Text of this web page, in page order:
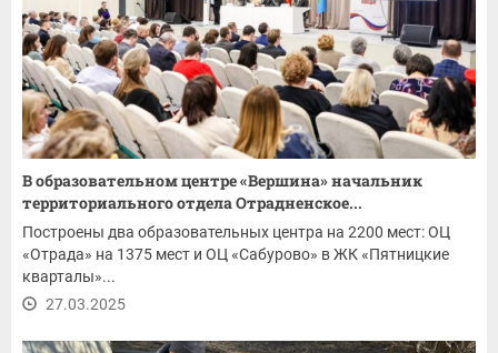
В образовательном центре «Вершина» начальник
территориального отдела Отрадненское...
Построены два образовательных центра на 2200 мест: ОЦ
«Отрада» на 1375 мест и ОЦ «Сабурово» в ЖК «Пятницкие
кварталы»...
27.03.2025